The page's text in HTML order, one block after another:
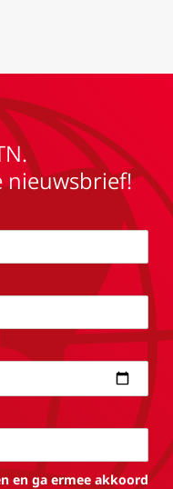
nieuwsbrief!
en ga ermee akkoord